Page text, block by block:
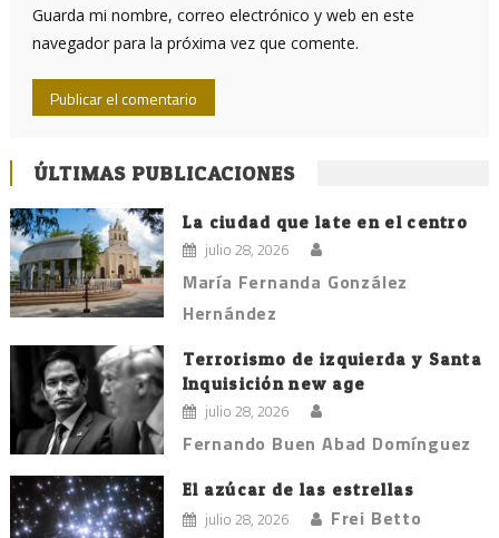
Guarda mi nombre, correo electrónico y web en este
navegador para la próxima vez que comente.
ÚLTIMAS PUBLICACIONES
La ciudad que late en el centro
julio 28, 2026
María Fernanda González
Hernández
Terrorismo de izquierda y Santa
Inquisición new age
julio 28, 2026
Fernando Buen Abad Domínguez
El azúcar de las estrellas
julio 28, 2026 Frei Betto